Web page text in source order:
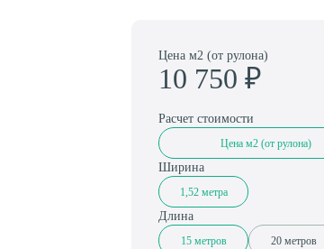
Цена м2 (от рулона)
10 750 ₽
Расчет стоимости
Цена м2 (от рулона)
Ширина
1,52 метра
Длина
15 метров 20 метров